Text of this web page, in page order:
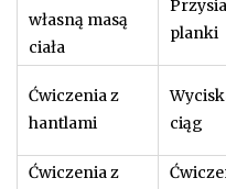
własną masą
ciała
planki
Ćwiczenia z
hantlami
ciąg
Ćwiczenia z